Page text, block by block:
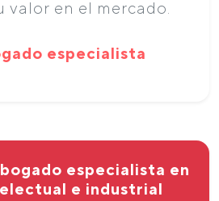
valor en el mercado.
especialista
especialista en
e industrial